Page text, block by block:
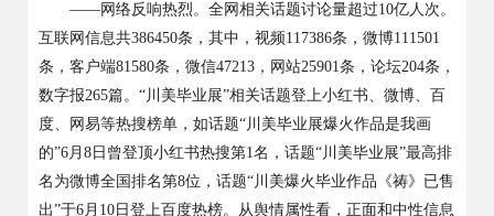
——网络反响热烈。全网相关话题讨论量超过10亿人次。
互联网信息共386450条，其中，视频117386条，微博111501
条，客户端81580条，微信47213 ，网站25901条，论坛204条，
数字报265篇。“川美毕业展”相关话题登上小红书、微博、百
度、网易等热搜榜单，如话题“川美毕业展爆火作品是我画
的”6月 8 日曾登顶小红书热搜第1名，话题“川美毕业展”最高排
名为微博全国排名第8位，话题“川美爆火毕业作品《祷》已售
出”于6月 10 日登上百度热榜。从舆情属性看，正面和中性信息